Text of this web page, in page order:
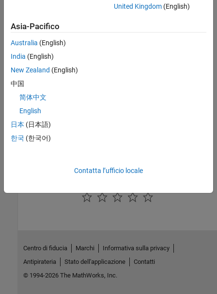
Version History
See Also
Topics
Check for and Review Coding Standard Violations
External Websites
United Kingdom(English)
Asia-Pacifico
Australia (English)
India (English)
New Zealand (English)
中国
简体中文
English
日本 (日本語)
한국 (한국어)
Contatta l’ufficio locale
Centro di fiducia Marchi
Informativa sulla privacy
Antipirateria
Stato dell'applicazione
Contatti
© 1994-2026 The MathWorks, Inc.